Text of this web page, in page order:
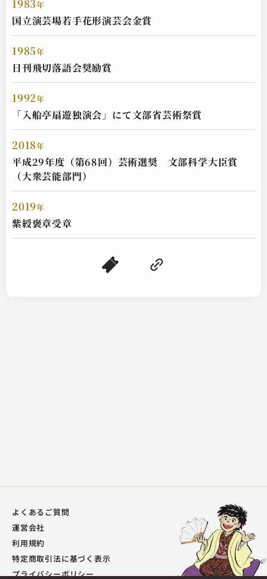
たらちね
2023.04.09 | 13分
入船亭 扇遊
一目上がり
2023.04.01 | 13分
1983年
国立演芸場若手花形演芸会金賞
1985年
日刊飛切落語会奨励賞
1992年
「入船亭扇遊独演会」にて文部省芸術祭賞
2018年
平成29年度（第68回）芸術選奨 文部科学大臣賞
（大衆芸能部門）
2019年
紫綬褒章受章
よくあるご質問
運営会社
利用規約
特定商取引法に基づく表示
プライバシーポリシー​